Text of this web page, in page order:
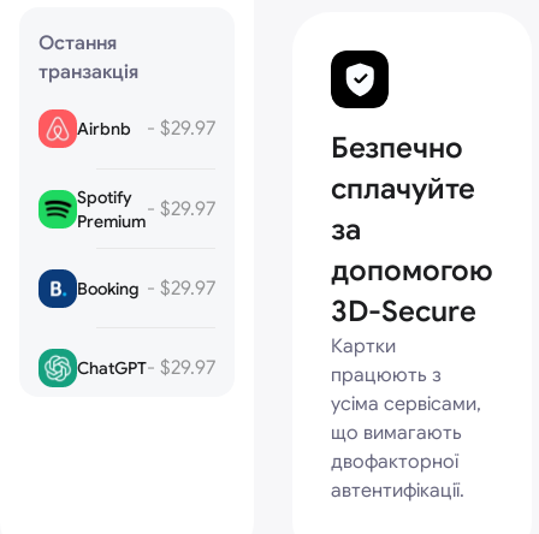
Остання
транзакція
Airbnb - $29.97
Spotify
Premium- $29.97
Booking - $29.97
ChatGPT- $29.97
Безпечно
сплачуйте
за
допомогою
3D-Secure
Картки
працюють з
усіма сервісами,
що вимагають
двофакторної
автентифікації.